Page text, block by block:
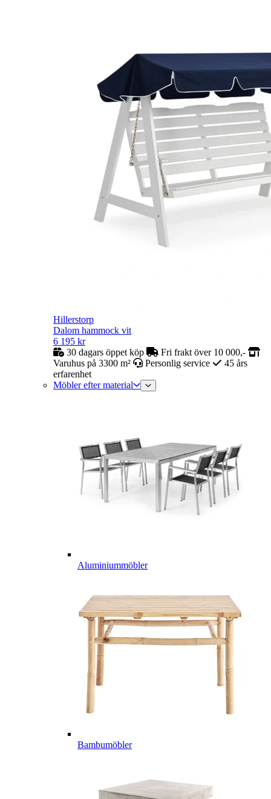
Hillerstorp
Dalom hammock vit
6 195 kr
30 dagars öppet köp
Fri frakt över 10 000,-
Varuhus på 3300 m²
Personlig service
45 års
erfarenhet
Möbler efter material
Aluminiummöbler
Bambumöbler